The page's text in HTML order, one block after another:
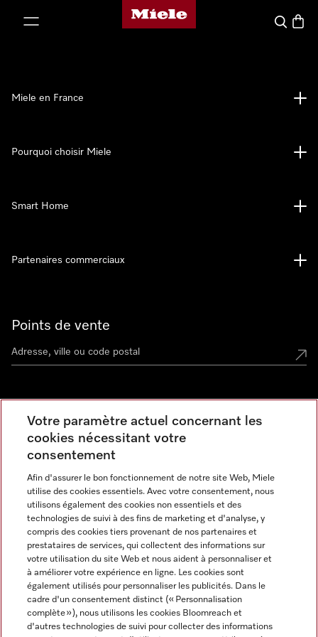
Page d'accueil Miele
Search
Points de vente
Découvrez la boutique Miele proche de chez vous
Newsletter
Miele en France
Pourquoi choisir Miele
Smart Home
Partenaires commerciaux
Miele sur Instagram
Miele sur Facebook
Miele sur Youtube
Votre paramètre actuel concernant les
cookies nécessitant votre
consentement
Afin d'assurer le bon fonctionnement de notre site Web, Miele
utilise des cookies essentiels. Avec votre consentement, nous
utilisons également des cookies non essentiels et des
technologies de suivi à des fins de marketing et d'analyse, y
compris des cookies tiers provenant de nos partenaires et
prestataires de services, qui collectent des informations sur
votre utilisation du site Web et nous aident à personnaliser et
à améliorer votre expérience en ligne. Les cookies sont
également utilisés pour personnaliser les publicités. Dans le
cadre d'un consentement distinct (« Personnalisation
complète »), nous utilisons les cookies Bloomreach et
d'autres technologies de suivi pour collecter des informations